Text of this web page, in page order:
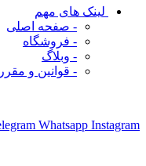
لینک های مهم
- صفحه اصلی
- فروشگاه
- وبلاگ
- قوانین و
Whatsapp Instagram